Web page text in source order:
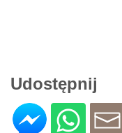
Udostępnij